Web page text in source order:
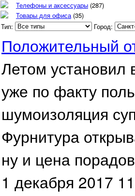
Телефоны и аксессуары (287)
Товары для офиса(35)
Тип:
Город:
Положительный
Летом установил
уже по факту
шумоизоляция
Фурнитура
ну и цена
1 декабря 2017